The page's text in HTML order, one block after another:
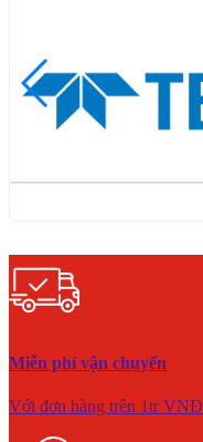
Miễn phí vận chuyển
Với đơn hàng trên 1tr VNĐ